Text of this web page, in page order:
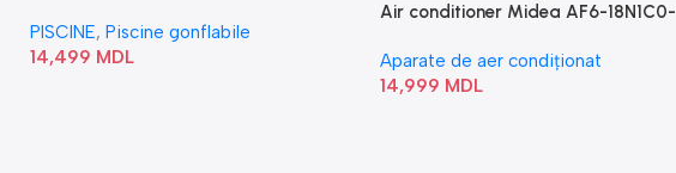
PISCINE, Piscine gonflabile
14,499 MDL
Air conditioner Midea AF6-18N1C0-
Aparate de aer condiționat
14,999 MDL